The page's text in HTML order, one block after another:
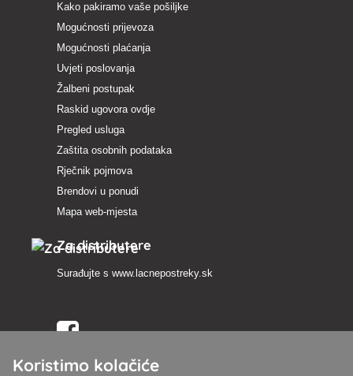
Kako pakiramo vaše pošiljke
Mogućnosti prijevoza
Mogućnosti plaćanja
Uvjeti poslovanja
Žalbeni postupak
Raskid ugovora ovdje
Pregled usluga
Zaštita osobnih podataka
Rječnik pojmova
Brendovi u ponudi
Mapa web-mjesta
Za distributere
Surađujte s www.lacnepostreky.sk
Uvijek ćemo vas profesionalno savjetovati
Koristimo kolačiće